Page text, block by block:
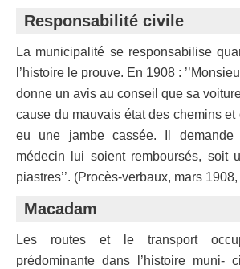
Responsabilité civile
La municipalité se responsabilise
l’histoire le prouve. En 1908 :
donne un avis au conseil que sa
cause du mauvais état des chemins et
eu une jambe cassée. Il
médecin lui soient remboursés, soit
piastres’’. (Procès-verbaux, mars
Macadam
Les routes et le transport
prédominante dans l’histoire muni-